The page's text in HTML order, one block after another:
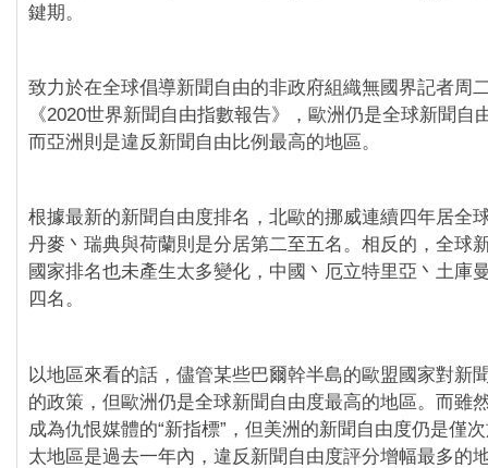
鍵期。
致力於在全球倡導新聞自由的非政府組織無國界記者周
《2020世界新聞自由指數報告》，歐洲仍是全球新聞自
而亞洲則是違反新聞自由比例最高的地區。
根據最新的新聞自由度排名，北歐的挪威連續四年居全
丹麥丶瑞典與荷蘭則是分居第二至五名。相反的，全球
國家排名也未產生太多變化，中國丶厄立特里亞丶土庫
四名。
以地區來看的話，儘管某些巴爾幹半島的歐盟國家對新
的政策，但歐洲仍是全球新聞自由度最高的地區。而雖
成為仇恨媒體的“新指標”，但美洲的新聞自由度仍是僅
太地區是過去一年內，違反新聞自由度評分增幅最多的